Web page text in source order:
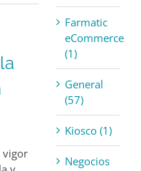
vigor
Farmatic
eCommerce
(1)
General
(57)
Kiosco (1)
Negocios